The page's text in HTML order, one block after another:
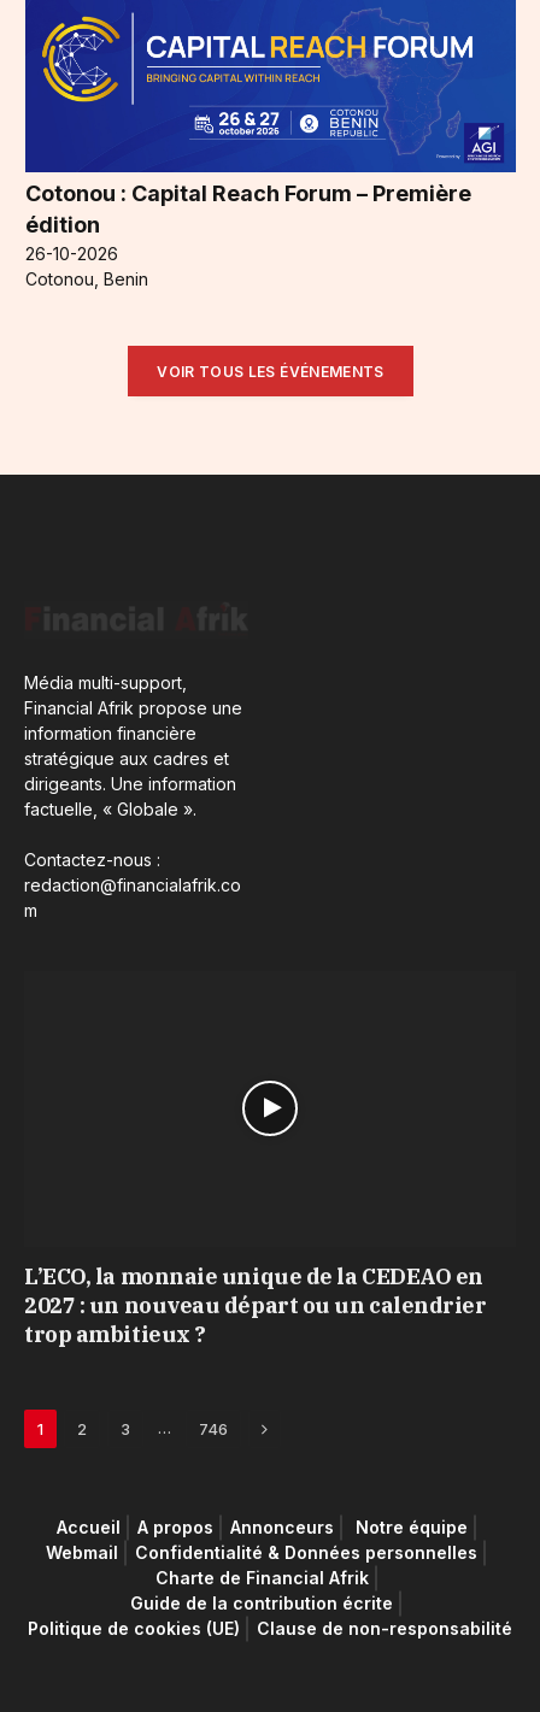
Cotonou : Capital Reach Forum – Première
édition
26-10-2026
Cotonou, Benin
VOIR TOUS LES ÉVÉNEMENTS
Média multi-support,
Financial Afrik propose une
information financière
stratégique aux cadres et
dirigeants. Une information
factuelle, « Globale ».
Contactez-nous :
redaction@financialafrik.co
m
L’ECO, la monnaie unique de la CEDEAO en
2027 : un nouveau départ ou un calendrier
trop ambitieux ?
1 2 3 … 746 Next
Accueil A propos Annonceurs
Notre équipe
Webmail
Confidentialité & Données personnelles
Charte de Financial Afrik
Guide de la contribution écrite
Politique de cookies (UE)
Clause de non-responsabilité